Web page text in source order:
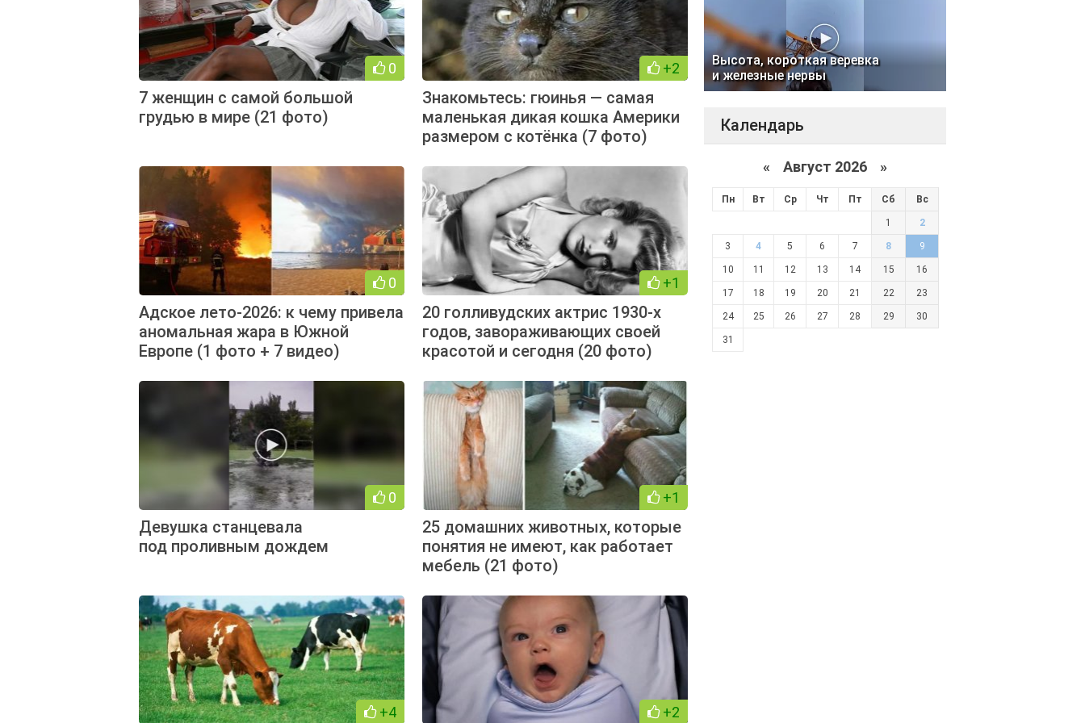
0
7 женщин с самой большой
грудью в мире (21 фото)
+2
Знакомьтесь: гюинья — самая
маленькая дикая кошка Америки
размером с котёнка (7 фото)
0
Адское лето-2026: к чему привела
аномальная жара в Южной
Европе (1 фото + 7 видео)
+1
20 голливудских актрис 1930-х
годов, завораживающих своей
красотой и сегодня (20 фото)
0
Девушка станцевала
под проливным дождем
+1
25 домашних животных, которые
понятия не имеют, как работает
мебель (21 фото)
+4 +2
Высота, короткая веревка
и железные нервы
Календарь
« Август 2026 »
Пн Вт Ср Чт Пт Сб Вс
1 2
3 4 5 6 7 8 9
10 11 12 13 14 15 16
17 18 19 20 21 22 23
24 25 26 27 28 29 30
31